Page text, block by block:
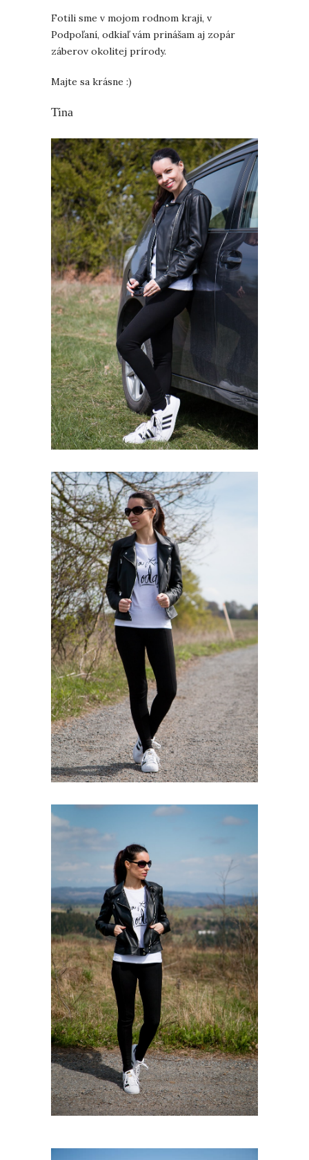
Fotili sme v mojom rodnom kraji, v
Podpoľaní, odkiaľ vám prinášam aj zopár
záberov okolitej prírody.
Majte sa krásne :)
Tina